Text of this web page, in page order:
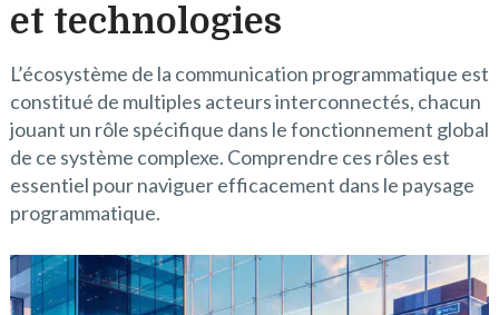
et technologies
L’écosystème de la communication programmatique est
constitué de multiples acteurs interconnectés, chacun
jouant un rôle spécifique dans le fonctionnement global
de ce système complexe. Comprendre ces rôles est
essentiel pour naviguer efficacement dans le paysage
programmatique.